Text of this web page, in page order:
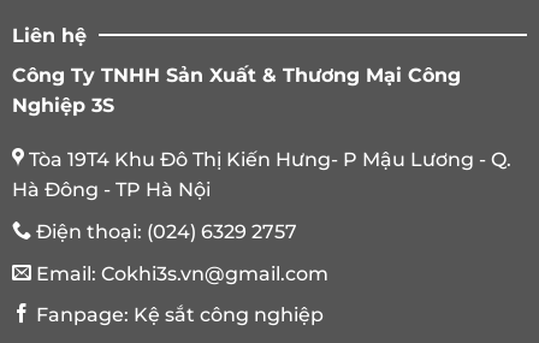
Liên hệ
Công Ty TNHH Sản Xuất & Thương Mại Công
Nghiệp 3S
Tòa 19T4 Khu Đô Thị Kiến Hưng- P Mậu Lương - Q.
Hà Đông - TP Hà Nội
Điện thoại: (024) 6329 2757
Email: Cokhi3s.vn@gmail.com
Fanpage: Kệ sắt công nghiệp